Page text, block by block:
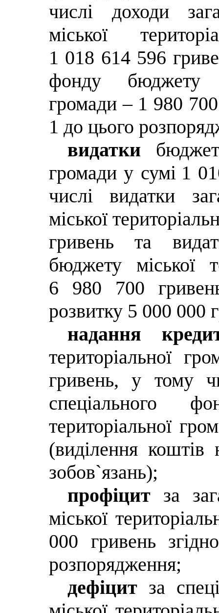
числі доходи
міської
1 018 614 596
фонду бюджету
громади – 1 980 700
1 до цього
видатки
громади у сумі 1
числі видатки
міської
гривень та
бюджету міської
6 980 700
розвитку 5 000 000
надання
територіальної
гривень, у тому
спеціального
територіальної
(виділення коштів
зобов`язань);
профіцит за
міської
000 гривень
розпорядження;
дефіцит за